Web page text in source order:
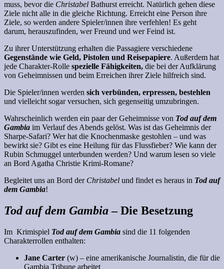
muss, bevor die Christabel Bathurst erreicht. Natürlich gehen diese
Ziele nicht alle in die gleiche Richtung. Erreicht eine Person ihre
Ziele, so werden andere Spieler/innen ihre verfehlen! Es geht
darum, herauszufinden, wer Freund und wer Feind ist.
Zu ihrer Unterstützung erhalten die Passagiere verschiedene
Gegenstände wie Geld, Pistolen und Reisepapiere. Außerdem hat
jede Charakter-Rolle spezielle Fähigkeiten, die bei der Aufklärung
von Geheimnissen und beim Erreichen ihrer Ziele hilfreich sind.
Die Spieler/innen werden sich verbünden, erpressen, bestehlen
und vielleicht sogar versuchen, sich gegenseitig umzubringen.
Wahrscheinlich werden ein paar der Geheimnisse von Tod auf dem
Gambia im Verlauf des Abends gelöst. Was ist das Geheimnis der
Sharpe-Safari? Wer hat die Knochenmaske gestohlen – und was
bewirkt sie? Gibt es eine Heilung für das Flussfieber? Wie kann der
Rubin Schmuggel unterbunden werden? Und warum lesen so viele
an Bord Agatha Christie Krimi-Romane?
Begleitet uns an Bord der Christabel und findet es heraus in Tod auf
dem Gambia!
Tod auf dem Gambia– Die Besetzung
Im Krimispiel Tod auf dem Gambia sind die 11 folgenden
Charakterrollen enthalten:
Jane Carter (w) – eine amerikanische Journalistin, die für die
Gambia Tribune arbeitet